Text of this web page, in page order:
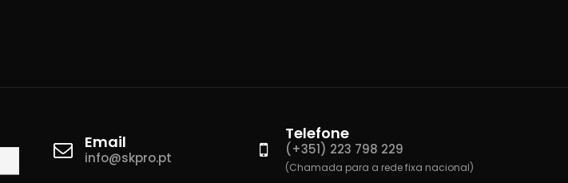
Email
info@skpro.pt
Telefone
(+351) 223 798 229
(Chamada para a rede fixa nacional)